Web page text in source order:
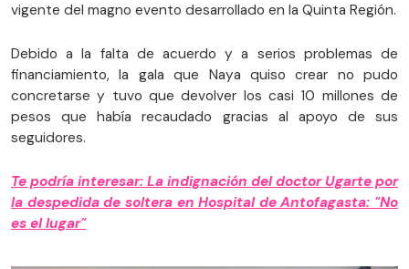
vigente del magno evento desarrollado en la Quinta Región.
Debido a la falta de acuerdo y a serios problemas de
financiamiento, la gala que Naya quiso crear no pudo
concretarse y tuvo que devolver los casi 10 millones de
pesos que había recaudado gracias al apoyo de sus
seguidores.
Te podría interesar: La indignación del doctor Ugarte por
la despedida de soltera en Hospital de Antofagasta: "No
es el lugar"